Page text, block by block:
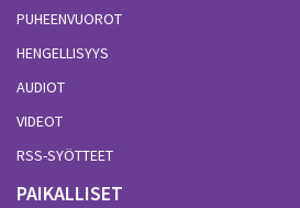
PUHEENVUOROT
HENGELLISYYS
AUDIOT
VIDEOT
RSS-SYÖTTEET
PAIKALLISET